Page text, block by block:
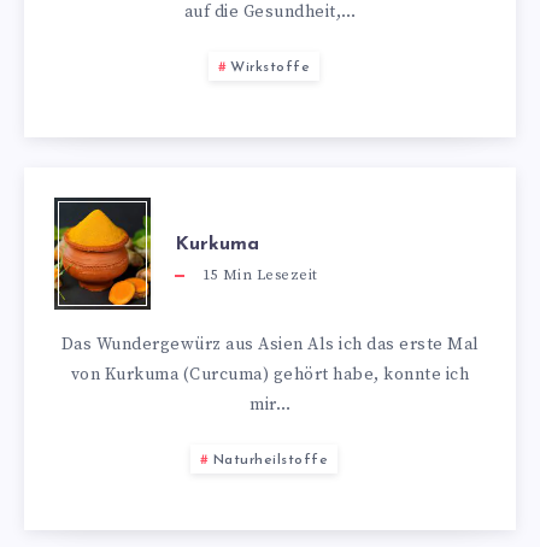
auf die Gesundheit,…
Wirkstoffe
Kurkuma
15 Min Lesezeit
Das Wundergewürz aus Asien Als ich das erste Mal
von Kurkuma (Curcuma) gehört habe, konnte ich
mir…
Naturheilstoffe